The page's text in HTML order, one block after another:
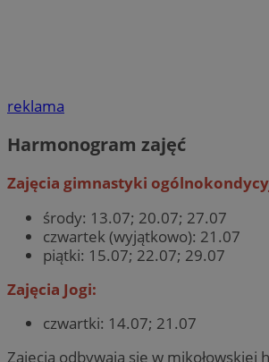
reklama
Harmonogram zajęć
Zajęcia gimnastyki
środy: 13.07; 20.07; 27.07
czwartek (wyjątkowo): 21.07
piątki: 15.07; 22.07; 29.07
Zajęcia Jogi:
czwartki: 14.07; 21.07
Zajęcia odbywają się w mikołowskiej